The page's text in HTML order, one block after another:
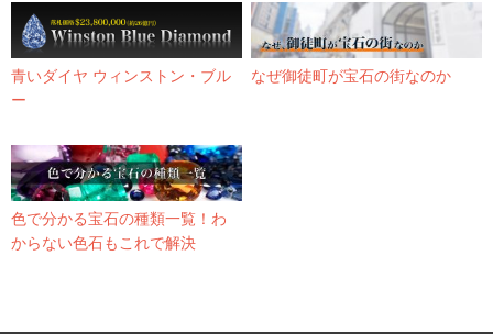
青いダイヤ ウィンストン・ブル
ー
なぜ御徒町が宝石の街なのか
色で分かる宝石の種類一覧！わ
からない色石もこれで解決